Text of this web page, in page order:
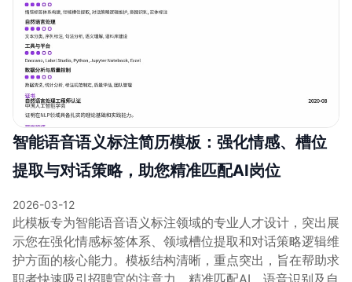
智能语音语义标注简历模板：强化情感、槽位
提取与对话策略，助您精准匹配AI岗位
2026-03-12
此模板专为智能语音语义标注领域的专业人才设计，突出展
示您在强化情感标签体系、领域槽位提取和对话策略逻辑维
护方面的核心能力。模板结构清晰，重点突出，旨在帮助求
职者快速吸引招聘官的注意力，精准匹配AI、语音识别及自